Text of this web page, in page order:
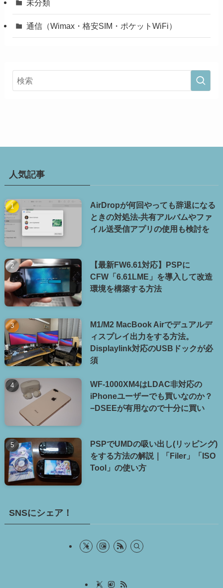
未分類
通信（Wimax・格安SIM・ポケットWiFi）
人気記事
AirDropが何回やっても辞退になる
ときの対処法-共有アルバムやファ
イル送受信アプリの使用も検討を
【最新FW6.61対応】PSPに
CFW「6.61LME」を導入して改造
環境を構築する方法
M1/M2 MacBook Airでデュアルデ
ィスプレイ出力をする方法。
Displaylink対応のUSBドックが必
須
WF-1000XM4はLDAC非対応の
iPhoneユーザーでも買いなのか？
−DSEEが有用なので十分に買い
PSPでUMDの吸い出し(リッピング)
をする方法の解説｜「Filer」「ISO
Tool」の使い方
SNSにシェア！